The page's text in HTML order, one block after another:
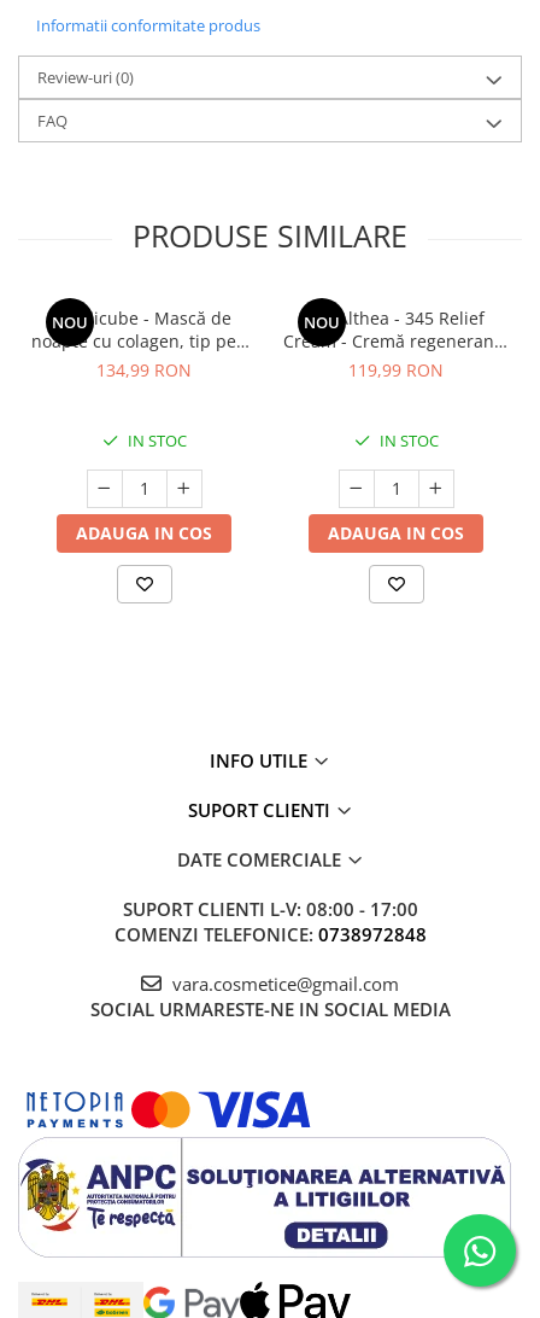
Informatii conformitate produs
Review-uri(0)
FAQ
PRODUSE SIMILARE
NOU
Medicube - Mască de
noapte cu colagen, tip peel-
off (se îndepărtează prin
75 ml
134,99 RON
IN STOC
ADAUGA IN COS
NOU
Dr. Althea - 345 Relief
Cream - Cremă regenerantă
pentru față - 50 ml
119,99 RON
IN STOC
ADAUGA IN COS
INFO UTILE
SUPORT CLIENTI
DATE COMERCIALE
SUPORT CLIENTI L-V: 08:00 - 17:00
COMENZI TELEFONICE: 0738972848
vara.cosmetice@gmail.com
SOCIAL URMARESTE-NE IN SOCIAL MEDIA